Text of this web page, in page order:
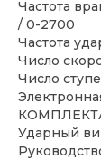
Частота
/ 0-2700
Частота
Число
Число
Ударный